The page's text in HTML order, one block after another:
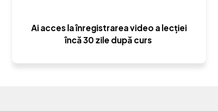
Ai acces la înregistrarea video a lecției
încă 30 zile după curs